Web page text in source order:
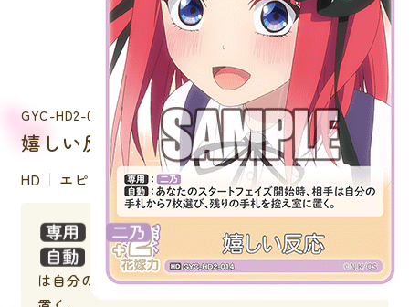
GYC-HD2-014
嬉しい反応
HD エピソード
：あなたのスタートフェイズ開始時、相手
は自分の手札から７枚選び、残りの手札を控え室に